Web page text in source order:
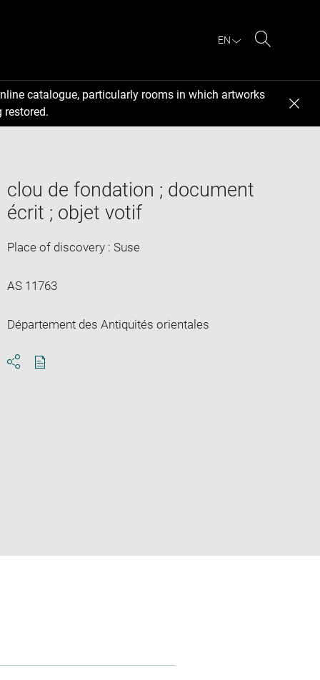
EN
catalogue, particularly rooms in which artworks
restored.
clou de fondation ; document
écrit ; objet votif
Place of discovery : Suse
AS 11763
Département des Antiquités orientales